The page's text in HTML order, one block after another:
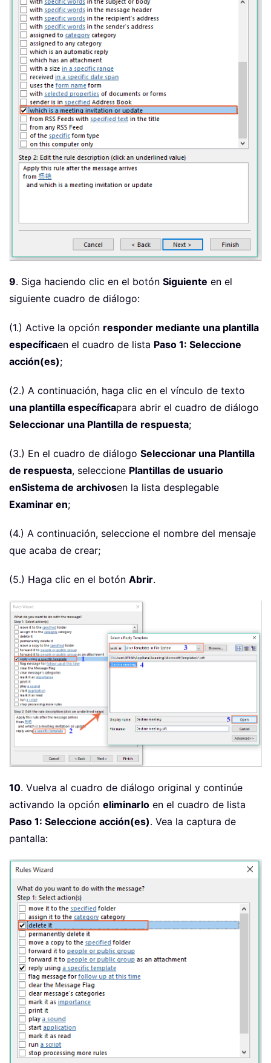
9. Siga haciendo clic en el botón Siguiente en el
siguiente cuadro de diálogo:
(1.) Active la opción responder mediante una plantilla
específicaen el cuadro de lista Paso 1: Seleccione
acción(es);
(2.) A continuación, haga clic en el vínculo de texto
una plantilla específicapara abrir el cuadro de diálogo
Seleccionar una Plantilla de respuesta;
(3.) En el cuadro de diálogo Seleccionar una Plantilla
de respuesta, seleccione Plantillas de usuario
enSistema de archivosen la lista desplegable
Examinar en;
(4.) A continuación, seleccione el nombre del mensaje
que acaba de crear;
(5.) Haga clic en el botón Abrir.
10. Vuelva al cuadro de diálogo original y continúe
activando la opción eliminarlo en el cuadro de lista
Paso 1: Seleccione acción(es). Vea la captura de
pantalla: